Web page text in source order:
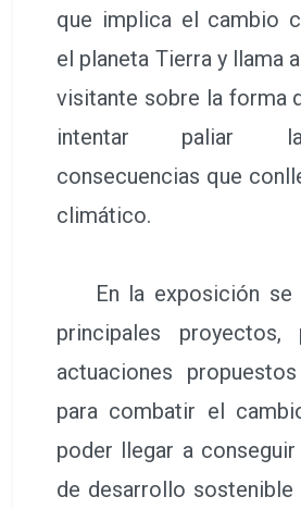
que implica el cambio
el planeta Tierra y llama
visitante sobre la forma
intentar paliar
consecuencias que
climático.
En la exposición se
principales proyectos,
actuaciones
para combatir el
poder llegar a
de desarrollo sostenible